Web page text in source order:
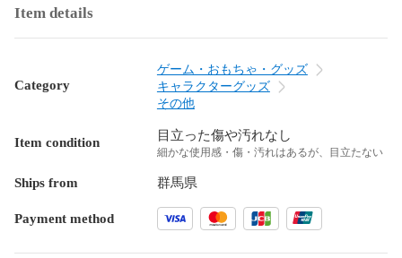
Item details
Category
ゲーム・おもちゃ・グッズ
キャラクターグッズ
その他
Item condition 目立った傷や汚れなし
細かな使用感・傷・汚れはあるが、目立たない
Ships from 群馬県
Payment method